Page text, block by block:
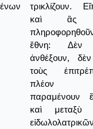
τρικλίζουν.
καὶ ἂς
ἔθνη: Δὲν
ἀνθέξουν,
τοὺς
πλέον
παραμένουν
καὶ μεταξὺ